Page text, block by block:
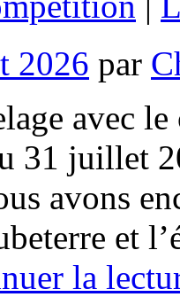
2026 par
avec
31 juillet
avons
et
la